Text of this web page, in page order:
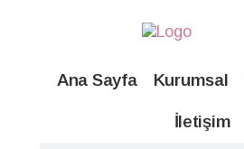
Ana Sayfa Kurumsal
İletişim